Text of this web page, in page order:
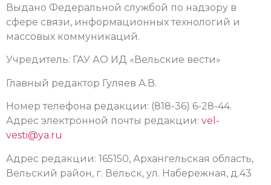
Выдано Федеральной службой по надзору в
сфере связи, информационных технологий и
массовых коммуникаций.
Учредитель: ГАУ АО ИД «Вельские вести»
Главный редактор Гуляев А.В.
Номер телефона редакции: (818-36) 6-28-44.
Адрес электронной почты редакции: vel-
vesti@ya.ru
Адрес редакции: 165150, Архангельская область,
Вельский район, г. Вельск, ул. Набережная, д.43